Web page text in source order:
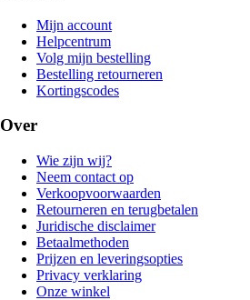
Mijn account
Helpcentrum
Volg mijn bestelling
Bestelling retourneren
Kortingscodes
Over
Wie zijn wij?
Neem contact op
Verkoopvoorwaarden
Retourneren en terugbetalen
Juridische disclaimer
Betaalmethoden
Prijzen en leveringsopties
Privacy verklaring
Onze winkel